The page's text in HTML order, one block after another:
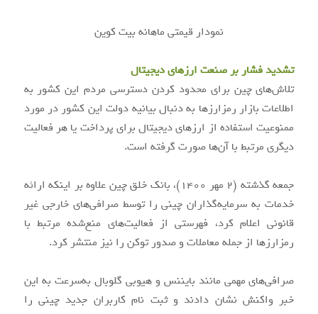
نمودار قیمتی ماهانه بیت کوین
تشدید فشار بر صنعت ارزهای دیجیتال
تلاش‌های چین برای محدود کردن دسترسی مردم این کشور به
اطلاعات بازار رمزارزها به دنبال بیانیه دولت این کشور در مورد
ممنوعیت استفاده از ارزهای دیجیتال برای پرداخت یا هر فعالیت
دیگری مرتبط با آن‌ها صورت گرفته است.
جمعه گذشته (۲ مهر ۱۴۰۰)، بانک خلق چین علاوه بر اینکه ارائه
خدمات به سرمایه‌گذاران چینی را توسط صرافی‌های خارجی غیر‌
قانونی اعلام کرد، فهرستی از فعالیت‌های منع‌شده مرتبط با
رمزارزها از جمله معاملات و صدور توکن را نیز منتشر کرد.
صرافی‌های مهمی مانند بایننس و هیوبی گلوبال به‌سرعت به این
خبر واکنش نشان دادند و ثبت‌ نام کاربران جدید چینی را